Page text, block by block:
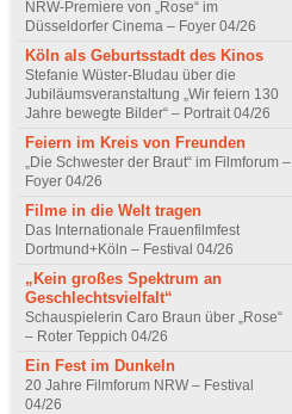
NRW-Premiere von „Rose“ im
Düsseldorfer Cinema – Foyer 04/26
Köln als Geburtsstadt des Kinos
Stefanie Wüster-Bludau über die
Jubiläumsveranstaltung „Wir feiern 130
Jahre bewegte Bilder“ – Portrait 04/26
Feiern im Kreis von Freunden
„Die Schwester der Braut“ im Filmforum –
Foyer 04/26
Filme in die Welt tragen
Das Internationale Frauenfilmfest
Dortmund+Köln – Festival 04/26
„Kein großes Spektrum an
Geschlechtsvielfalt“
Schauspielerin Caro Braun über „Rose“
– Roter Teppich 04/26
Ein Fest im Dunkeln
20 Jahre Filmforum NRW – Festival
04/26